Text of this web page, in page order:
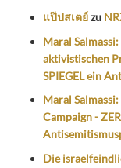
แป๊ปสเตย์zu
Maral
aktivistischen
SPIEGEL ein
Maral
Campaign -
Die